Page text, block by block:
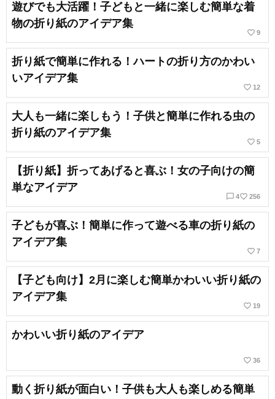
遊びでも大活躍！子どもと一緒に楽しむ簡単な着
物の折り紙のアイデア集
favorite_border 9
折り紙で簡単に作れる！ハートの折り方のかわい
いアイデア集
favorite_border 12
大人も一緒に楽しもう！子供と簡単に作れる虫の
折り紙のアイデア集
favorite_border 5
【折り紙】折ってあげると喜ぶ！女の子向けの簡
単なアイデア
chat_bubble_outline 4favorite_border 256
子どもが喜ぶ！簡単に作って遊べる車の折り紙の
アイデア集
favorite_border 7
【子ども向け】2月に楽しむ簡単かわいい折り紙の
アイデア集
favorite_border 19
かわいい折り紙のアイデア
favorite_border 36
動く折り紙が面白い！子供も大人も楽しめる簡単